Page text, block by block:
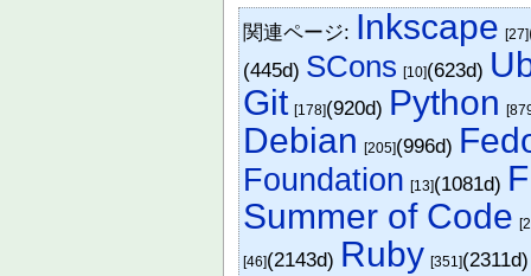
関連ページ: Inkscape [27]
(445d) SCons [10](623d)
Git [178](920d) Python
Debian [205](996d)
Foundation [13](1081d)
Summer of Code
[46](2143d) Ruby [351]